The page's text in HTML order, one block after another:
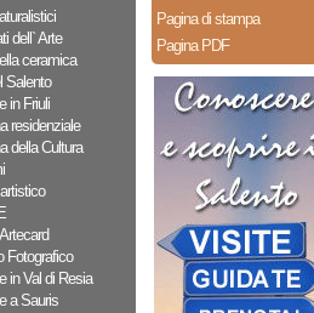
dell` Arte
ceramica
Salento
in Friuli
residenziale
della Cultura
Fotografico
in Val di Resia
a Sauris
Pagina di stampa
Pagina PDF